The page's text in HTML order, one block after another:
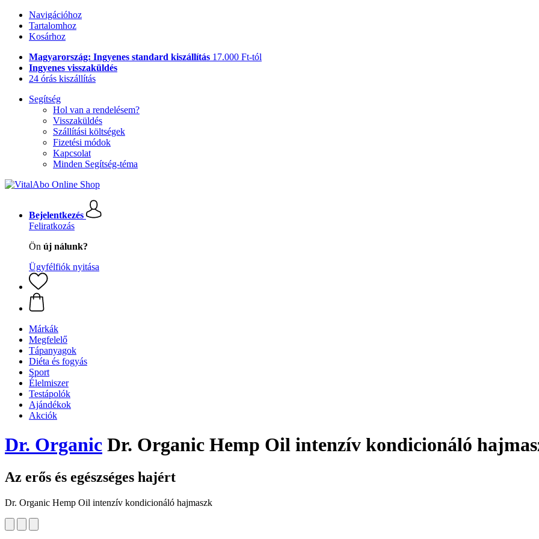
Navigációhoz
Tartalomhoz
Kosárhoz
Magyarország: Ingyenes standard kiszállítás 17.000 Ft-tól
Ingyenes visszaküldés
24 órás kiszállítás
Segítség
Hol van a rendelésem?
Visszaküldés
Szállítási költségek
Fizetési módok
Kapcsolat
Minden Segítség-téma
Bejelentkezés
Feliratkozás
Ön új nálunk?
Ügyfélfiók nyitása
Márkák
Megfelelő
Tápanyagok
Diéta és fogyás
Sport
Élelmiszer
Testápolók
Ajándékok
Akciók
Dr. Organic Dr. Organic Hemp Oil intenzív kondicionáló
Az erős és egészséges hajért
Dr. Organic Hemp Oil intenzív kondicionáló hajmaszk